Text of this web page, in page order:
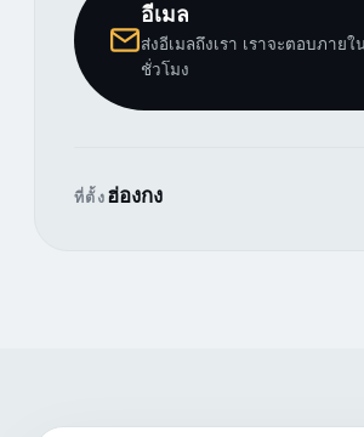
อีเมล
ส่งอีเมลถึงเรา เราจะตอบภายใ
ชั่วโมง
ที่ตั้ง ฮ่องกง